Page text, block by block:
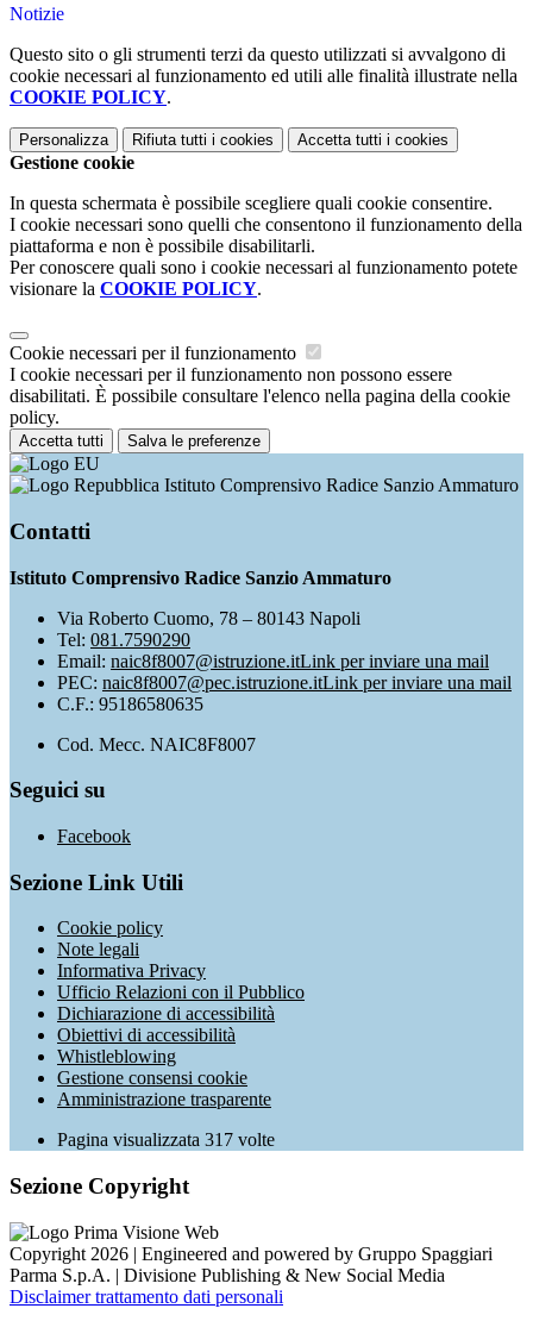
Notizie
Questo sito o gli strumenti terzi da questo utilizzati si avvalgono di
cookie necessari al funzionamento ed utili alle finalità illustrate nella
COOKIE POLICY.
Personalizza Rifiuta tutti i cookies Accetta tutti i cookies
Gestione cookie
In questa schermata è possibile scegliere quali cookie consentire.
I cookie necessari sono quelli che consentono il funzionamento della
piattaforma e non è possibile disabilitarli.
Per conoscere quali sono i cookie necessari al funzionamento potete
visionare la COOKIE POLICY.
Cookie necessari per il funzionamento
I cookie necessari per il funzionamento non possono essere
disabilitati. È possibile consultare l'elenco nella pagina della cookie
policy.
Accetta tutti Salva le preferenze
Istituto Comprensivo Radice Sanzio Ammaturo
Contatti
Istituto Comprensivo Radice Sanzio Ammaturo
Via Roberto Cuomo, 78 – 80143 Napoli
Tel: 081.7590290
Email: naic8f8007@istruzione.itLink per inviare una mail
PEC: naic8f8007@pec.istruzione.itLink per inviare una mail
C.F.: 95186580635
Cod. Mecc. NAIC8F8007
Seguici su
Facebook
Sezione Link Utili
Cookie policy
Note legali
Informativa Privacy
Ufficio Relazioni con il Pubblico
Dichiarazione di accessibilità
Obiettivi di accessibilità
Whistleblowing
Gestione consensi cookie
Amministrazione trasparente
Pagina visualizzata 317 volte
Sezione Copyright
Copyright 2026 | Engineered and powered by Gruppo Spaggiari
Parma S.p.A. | Divisione Publishing & New Social Media
Disclaimer trattamento dati personali